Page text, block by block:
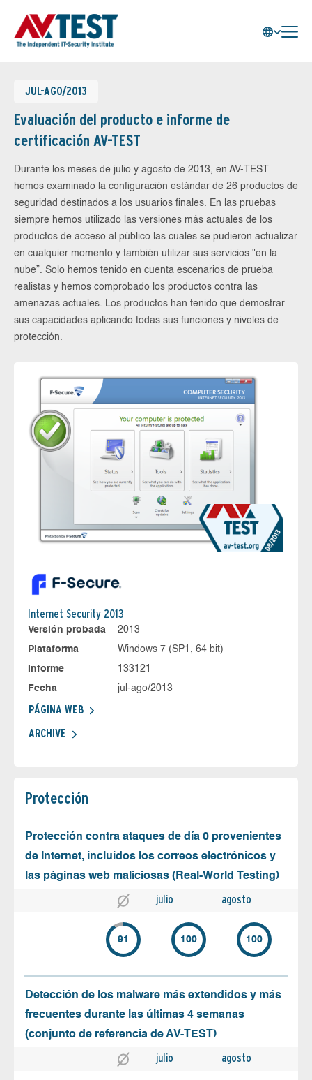
JUL-AGO/2013
Evaluación del producto e informe de
certificación AV-TEST
Durante los meses de julio y agosto de 2013, en AV-TEST
hemos examinado la configuración estándar de 26 productos de
seguridad destinados a los usuarios finales. En las pruebas
siempre hemos utilizado las versiones más actuales de los
productos de acceso al público las cuales se pudieron actualizar
en cualquier momento y también utilizar sus servicios "en la
nube”. Solo hemos tenido en cuenta escenarios de prueba
realistas y hemos comprobado los productos contra las
amenazas actuales. Los productos han tenido que demostrar
sus capacidades aplicando todas sus funciones y niveles de
protección.
Internet Security 2013
Versión probada
2013
Plataforma
Windows 7 (SP1, 64 bit)
Informe
133121
Fecha
jul-ago/2013
PÁGINA WEB
ARCHIVE
Protección
Protección contra ataques de día 0 provenientes
de Internet, incluidos los correos electrónicos y
las páginas web maliciosas (Real-World Testing)
julio agosto
91 100 100
Detección de los malware más extendidos y más
frecuentes durante las últimas 4 semanas
(conjunto de referencia de AV-TEST)
julio agosto